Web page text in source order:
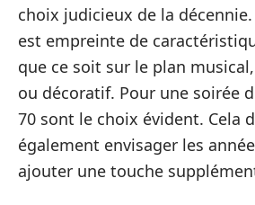
choix judicieux de la
est empreinte de
que ce soit sur le plan
ou décoratif. Pour une soirée
70 sont le choix évident. Cela
également envisager les
ajouter une touche